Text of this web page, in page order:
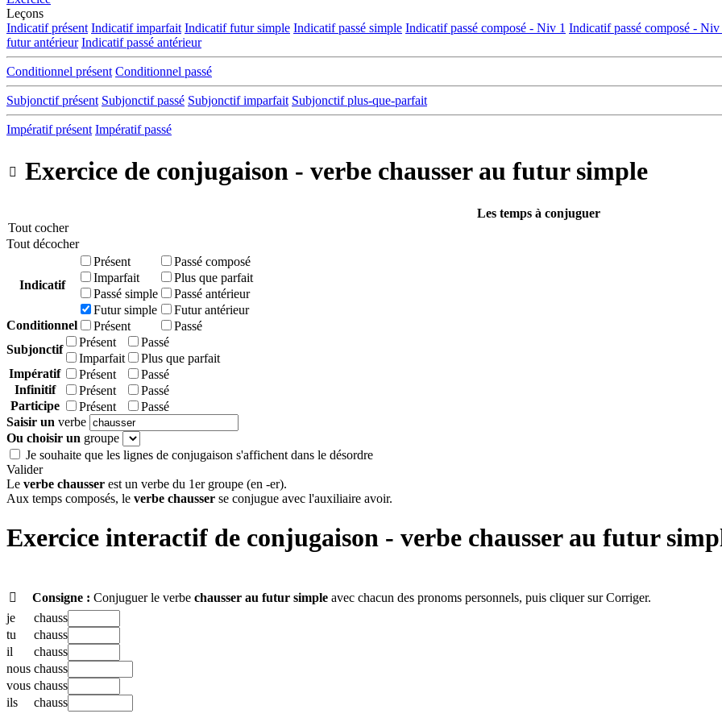
Leçons
Indicatif présent Indicatif imparfait Indicatif futur simple Indicatif passé simple Indicatif passé composé - Niv 1 Indicatif passé composé - Niv
futur antérieur Indicatif passé antérieur
Conditionnel présent Conditionnel passé
Subjonctif présent Subjonctif passé Subjonctif imparfait Subjonctif plus-que-parfait
Impératif présent Impératif passé
 Exercice de conjugaison - verbe chausser au futur simple
Les temps à conjuguer
Tout cocher
Tout décocher
Indicatif
Présent
Passé composé
Imparfait
Plus que parfait
Passé simple
Passé antérieur
Futur simple
Futur antérieur
Conditionnel
Présent
Passé
Subjonctif
Présent
Passé
Imparfait
Plus que parfait
Impératif
Présent
Passé
Infinitif
Présent
Passé
Participe
Présent
Passé
Saisir un verbe
Ou choisir un groupe
Je souhaite que les lignes de conjugaison s'affichent dans le désordre
Valider
Le verbe chausser est un verbe du 1er groupe (en -er).
Aux temps composés, le verbe chausser se conjugue avec l'auxiliaire avoir.
Exercice interactif de conjugaison - verbe chausser au futur
 Consigne : Conjuguer le verbe chausser au futur simple avec chacun des pronoms personnels, puis cliquer sur Corriger.
je
chauss
tu
chauss
il
chauss
nous chauss
vous chauss
ils
chauss